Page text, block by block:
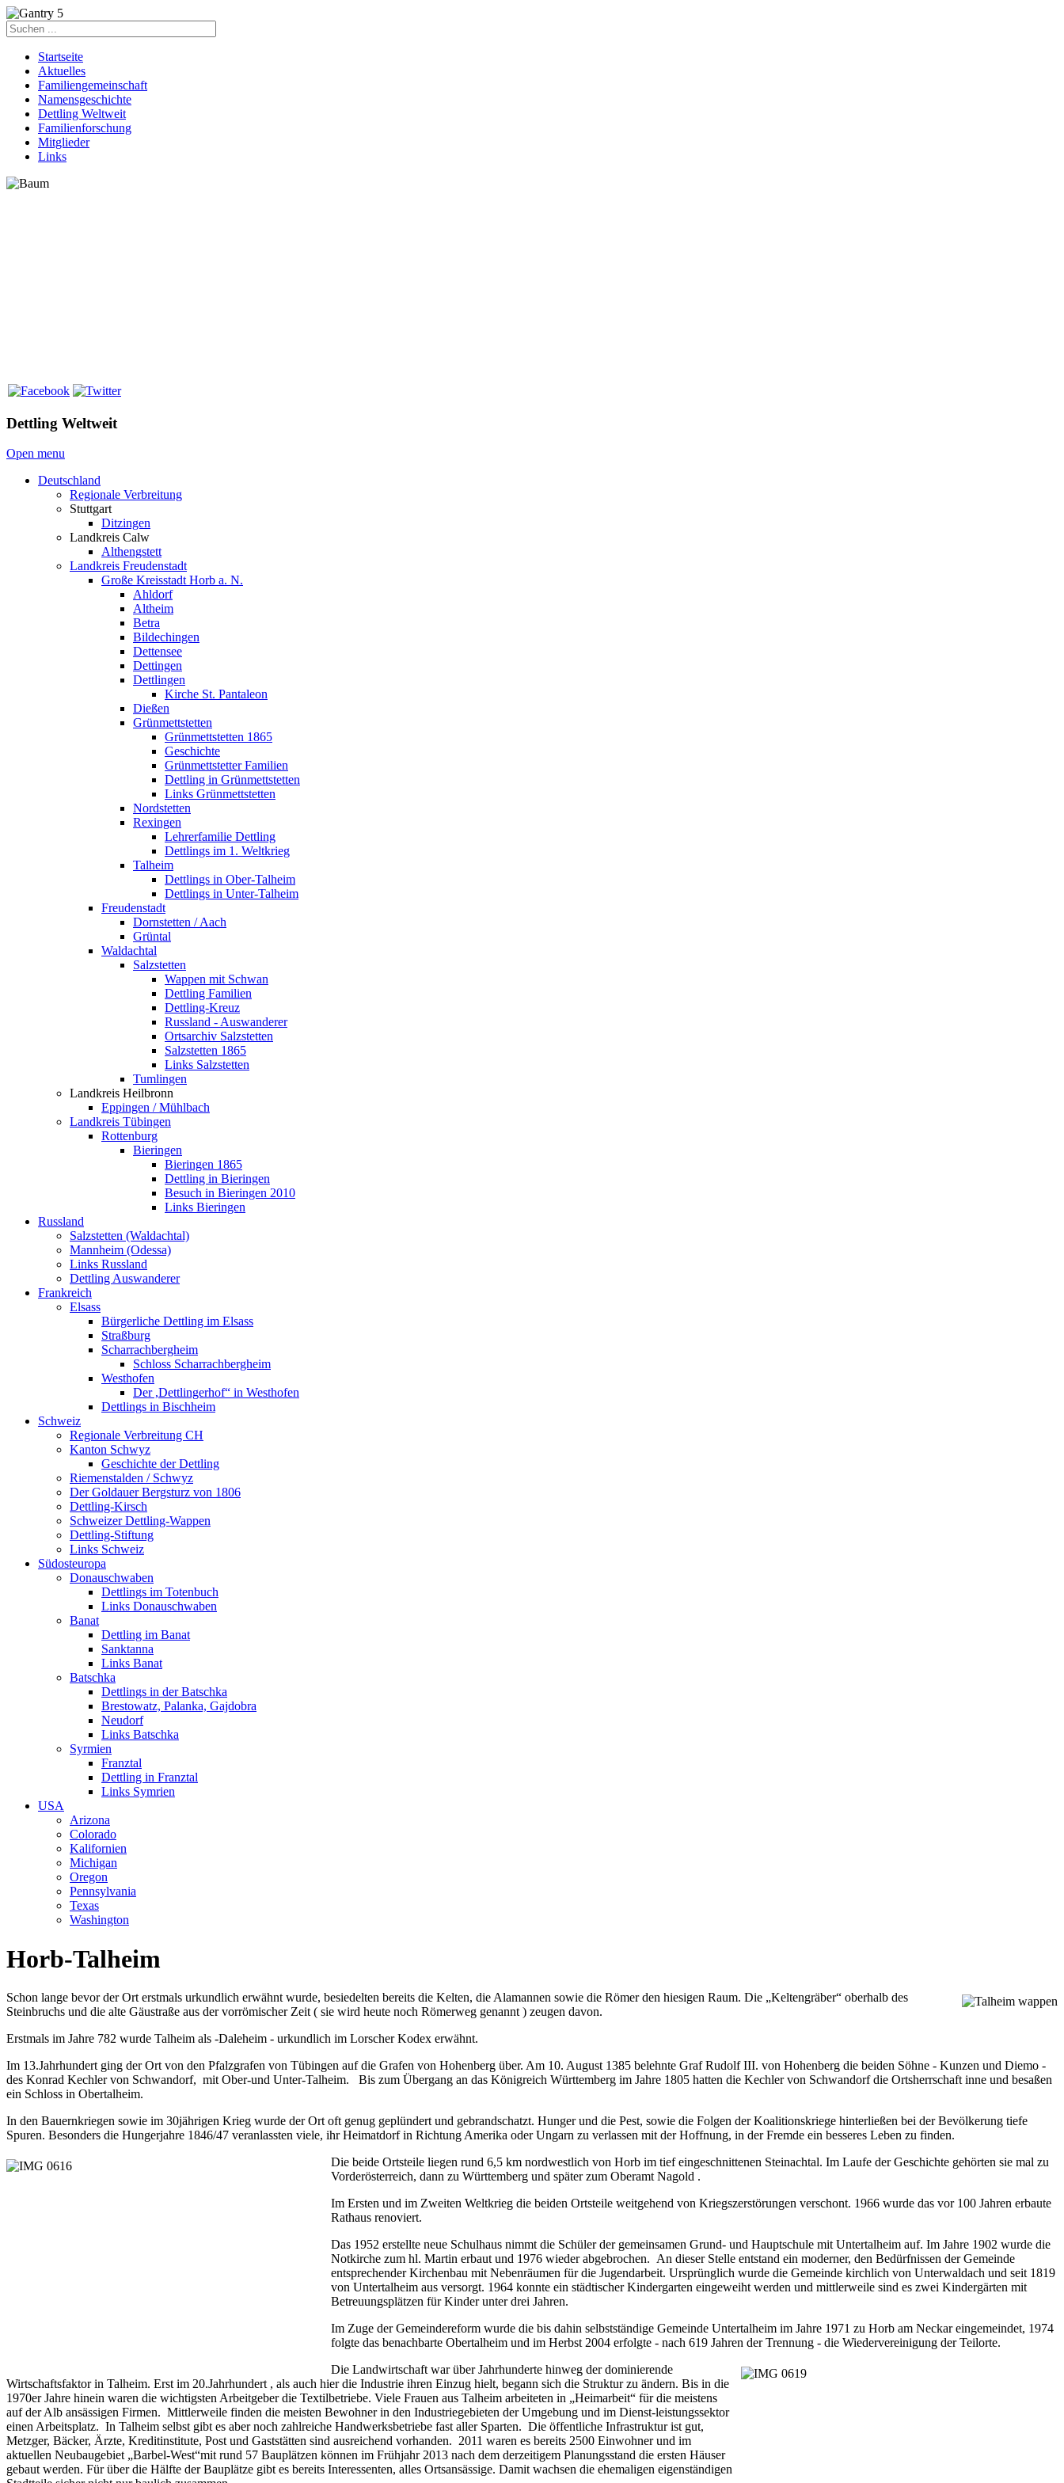
Startseite
Aktuelles
Familiengemeinschaft
Namensgeschichte
Dettling Weltweit
Familienforschung
Mitglieder
Links
Dettling Weltweit
Open menu
Deutschland
Regionale Verbreitung
Stuttgart
Ditzingen
Landkreis Calw
Althengstett
Landkreis Freudenstadt
Große Kreisstadt Horb a. N.
Ahldorf
Altheim
Betra
Bildechingen
Dettensee
Dettingen
Dettlingen
Kirche St. Pantaleon
Dießen
Grünmettstetten
Grünmettstetten 1865
Geschichte
Grünmettstetter Familien
Dettling in Grünmettstetten
Links Grünmettstetten
Nordstetten
Rexingen
Lehrerfamilie Dettling
Dettlings im 1. Weltkrieg
Talheim
Dettlings in Ober-Talheim
Dettlings in Unter-Talheim
Freudenstadt
Dornstetten / Aach
Grüntal
Waldachtal
Salzstetten
Wappen mit Schwan
Dettling Familien
Dettling-Kreuz
Russland - Auswanderer
Ortsarchiv Salzstetten
Salzstetten 1865
Links Salzstetten
Tumlingen
Landkreis Heilbronn
Eppingen / Mühlbach
Landkreis Tübingen
Rottenburg
Bieringen
Bieringen 1865
Dettling in Bieringen
Besuch in Bieringen 2010
Links Bieringen
Russland
Salzstetten (Waldachtal)
Mannheim (Odessa)
Links Russland
Dettling Auswanderer
Frankreich
Elsass
Bürgerliche Dettling im Elsass
Straßburg
Scharrachbergheim
Schloss Scharrachbergheim
Westhofen
Der ,Dettlingerhof“ in Westhofen
Dettlings in Bischheim
Schweiz
Regionale Verbreitung CH
Kanton Schwyz
Geschichte der Dettling
Riemenstalden / Schwyz
Der Goldauer Bergsturz von 1806
Dettling-Kirsch
Schweizer Dettling-Wappen
Dettling-Stiftung
Links Schweiz
Südosteuropa
Donauschwaben
Dettlings im Totenbuch
Links Donauschwaben
Banat
Dettling im Banat
Sanktanna
Links Banat
Batschka
Dettlings in der Batschka
Brestowatz, Palanka, Gajdobra
Neudorf
Links Batschka
Syrmien
Franztal
Dettling in Franztal
Links Symrien
USA
Arizona
Colorado
Kalifornien
Michigan
Oregon
Pennsylvania
Texas
Washington
Horb-Talheim
Schon lange bevor der Ort erstmals urkundlich erwähnt wurde, besiedelten bereits die Kelten, die Alamannen sowie die Römer den hiesigen Raum. Die „Keltengräber“ oberhalb des
Steinbruchs und die alte Gäustraße aus der vorrömischer Zeit ( sie wird heute noch Römerweg genannt ) zeugen davon.
Erstmals im Jahre 782 wurde Talheim als -Daleheim - urkundlich im Lorscher Kodex erwähnt.
Im 13.Jahrhundert ging der Ort von den Pfalzgrafen von Tübingen auf die Grafen von Hohenberg über. Am 10. August 1385 belehnte Graf Rudolf III. von Hohenberg die beiden Söhne - Kunzen und Diemo -
des Konrad Kechler von Schwandorf, mit Ober-und Unter-Talheim. Bis zum Übergang an das Königreich Württemberg im Jahre 1805 hatten die Kechler von Schwandorf die Ortsherrschaft inne und besaßen
ein Schloss in Obertalheim.
In den Bauernkriegen sowie im 30jährigen Krieg wurde der Ort oft genug geplündert und gebrandschatzt. Hunger und die Pest, sowie die Folgen der Koalitionskriege hinterließen bei der Bevölkerung tiefe
Spuren. Besonders die Hungerjahre 1846/47 veranlassten viele, ihr Heimatdorf in Richtung Amerika oder Ungarn zu verlassen mit der Hoffnung, in der Fremde ein besseres Leben zu finden.
Die beide Ortsteile liegen rund 6,5 km nordwestlich von Horb im tief eingeschnittenen Steinachtal. Im Laufe der Geschichte gehörten sie mal zu
Vorderösterreich, dann zu Württemberg und später zum Oberamt Nagold .
Im Ersten und im Zweiten Weltkrieg die beiden Ortsteile weitgehend von Kriegszerstörungen verschont. 1966 wurde das vor 100 Jahren erbaute
Rathaus renoviert.
Das 1952 erstellte neue Schulhaus nimmt die Schüler der gemeinsamen Grund- und Hauptschule mit Untertalheim auf. Im Jahre 1902 wurde die
Notkirche zum hl. Martin erbaut und 1976 wieder abgebrochen. An dieser Stelle entstand ein moderner, den Bedürfnissen der Gemeinde
entsprechender Kirchenbau mit Nebenräumen für die Jugendarbeit. Ursprünglich wurde die Gemeinde kirchlich von Unterwaldach und seit 1819
von Untertalheim aus versorgt. 1964 konnte ein städtischer Kindergarten eingeweiht werden und mittlerweile sind es zwei Kindergärten mit
Betreuungsplätzen für Kinder unter drei Jahren.
Im Zuge der Gemeindereform wurde die bis dahin selbstständige Gemeinde Untertalheim im Jahre 1971 zu Horb am Neckar eingemeindet, 1974
folgte das benachbarte Obertalheim und im Herbst 2004 erfolgte - nach 619 Jahren der Trennung - die Wiedervereinigung der Teilorte.
Die Landwirtschaft war über Jahrhunderte hinweg der dominierende
Wirtschaftsfaktor in Talheim. Erst im 20.Jahrhundert , als auch hier die Industrie ihren Einzug hielt, begann sich die Struktur zu ändern. Bis in die
1970er Jahre hinein waren die wichtigsten Arbeitgeber die Textilbetriebe. Viele Frauen aus Talheim arbeiteten in „Heimarbeit“ für die meistens
auf der Alb ansässigen Firmen. Mittlerweile finden die meisten Bewohner in den Industriegebieten der Umgebung und im Dienst-leistungssektor
einen Arbeitsplatz. In Talheim selbst gibt es aber noch zahlreiche Handwerksbetriebe fast aller Sparten. Die öffentliche Infrastruktur ist gut,
Metzger, Bäcker, Ärzte, Kreditinstitute, Post und Gaststätten sind ausreichend vorhanden. 2011 waren es bereits 2500 Einwohner und im
aktuellen Neubaugebiet „Barbel-West“mit rund 57 Bauplätzen können im Frühjahr 2013 nach dem derzeitigem Planungsstand die ersten Häuser
gebaut werden. Für über die Hälfte der Bauplätze gibt es bereits Interessenten, alles Ortsansässige. Damit wachsen die ehemaligen eigenständigen